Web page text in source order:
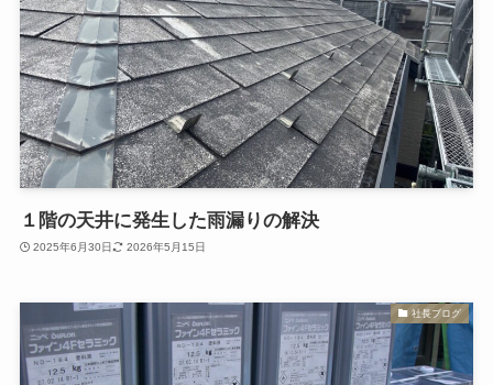
１階の天井に発生した雨漏りの解決
2025年6月30日 2026年5月15日
社長ブログ